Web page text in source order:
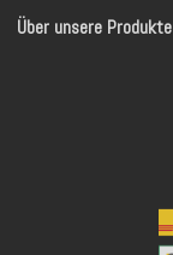
Über unsere Produkte